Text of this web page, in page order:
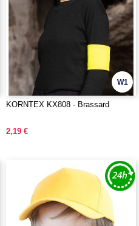
W1
KORNTEX KX808 - Brassard
2,19 €